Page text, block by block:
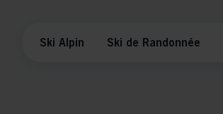
Ski Alpin Ski de Randonnée